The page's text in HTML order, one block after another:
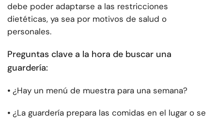
debe poder adaptarse a las restricciones
dietéticas, ya sea por motivos de salud o
personales.
Preguntas clave a la hora de buscar una
guardería:
⦁ ¿Hay un menú de muestra para una semana?
⦁ ¿La guardería prepara las comidas en el lugar o se